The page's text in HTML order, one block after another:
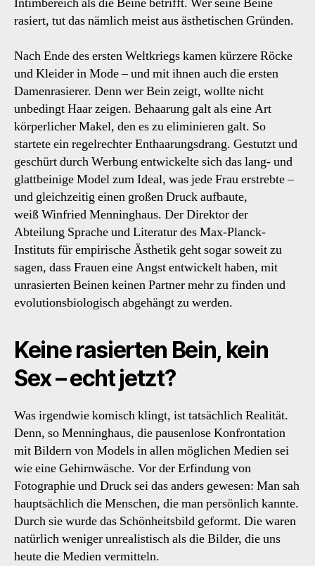
Intimbereich als die Beine betrifft. Wer seine Beine
rasiert, tut das nämlich meist aus ästhetischen Gründen.
Nach Ende des ersten Weltkriegs kamen kürzere Röcke
und Kleider in Mode – und mit ihnen auch die ersten
Damenrasierer. Denn wer Bein zeigt, wollte nicht
unbedingt Haar zeigen. Behaarung galt als eine Art
körperlicher Makel, den es zu eliminieren galt. So
startete ein regelrechter Enthaarungsdrang. Gestutzt und
geschürt durch Werbung entwickelte sich das lang- und
glattbeinige Model zum Ideal, was jede Frau erstrebte –
und gleichzeitig einen großen Druck aufbaute,
weiß Winfried Menninghaus. Der Direktor der
Abteilung Sprache und Literatur des Max-Planck-
Instituts für empirische Ästhetik geht sogar soweit zu
sagen, dass Frauen eine Angst entwickelt haben, mit
unrasierten Beinen keinen Partner mehr zu finden und
evolutionsbiologisch abgehängt zu werden.
Keine rasierten Bein, kein
Sex – echt jetzt?
Was irgendwie komisch klingt, ist tatsächlich Realität.
Denn, so Menninghaus, die pausenlose Konfrontation
mit Bildern von Models in allen möglichen Medien sei
wie eine Gehirnwäsche. Vor der Erfindung von
Fotographie und Druck sei das anders gewesen: Man sah
hauptsächlich die Menschen, die man persönlich kannte.
Durch sie wurde das Schönheitsbild geformt. Die waren
natürlich weniger unrealistisch als die Bilder, die uns
heute die Medien vermitteln.